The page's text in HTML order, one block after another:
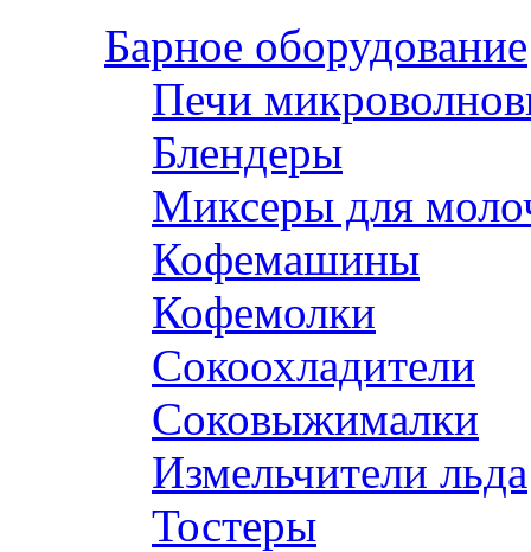
Барное оборудование
Печи
Блендеры
Миксеры для
Кофемашины
Кофемолки
Сокоохладители
Соковыжималки
Измельчители льда
Тостеры